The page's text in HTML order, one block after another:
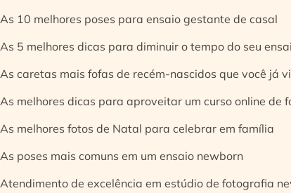
As 10 melhores poses para ensaio gestante de casal
As 5 melhores dicas para diminuir o tempo do seu
As caretas mais fofas de recém-nascidos que você já
As melhores dicas para aproveitar um curso online de
As melhores fotos de Natal para celebrar em família
As poses mais comuns em um ensaio newborn
Atendimento de excelência em estúdio de fotografia